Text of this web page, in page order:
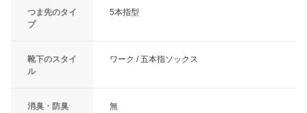
つま先のタイ
プ
5本指型
靴下のスタイ
ル
ワーク / 五本指ソックス
消臭・防臭 無